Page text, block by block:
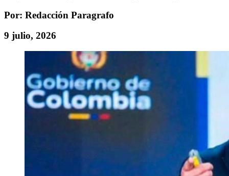
Por: Redacción Paragrafo
9 julio, 2026